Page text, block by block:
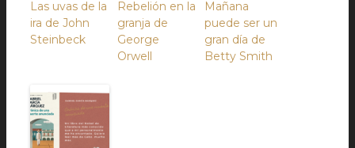
Las uvas de la
ira de John
Steinbeck
Rebelión en la
granja de
George
Orwell
Mañana
puede ser un
gran día de
Betty Smith